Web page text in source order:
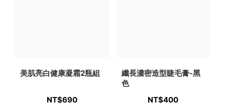
美肌亮白健康凝霜2瓶組
NT$690
纖長濃密造型睫毛膏-黑
色
NT$400